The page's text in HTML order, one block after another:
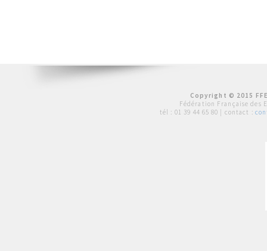
Copyright © 2015
Fédération Française des
tél : 01 39 44 65 80 | contact :